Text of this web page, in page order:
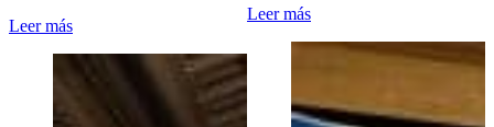
Leer más
Leer más